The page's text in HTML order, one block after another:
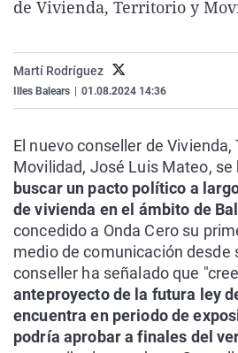
de Vivienda, Territorio y
Martí Rodríguez
Illes Balears 01.08.2024 14:36
El nuevo conseller de Vivienda,
Movilidad, José Luis Mateo,
buscar un pacto político a
de vivienda en el ámbito de
concedido a Onda Cero su
medio de comunicación desde
conseller ha señalado que
anteproyecto de la futura ley
encuentra en periodo de
podría aprobar a finales del